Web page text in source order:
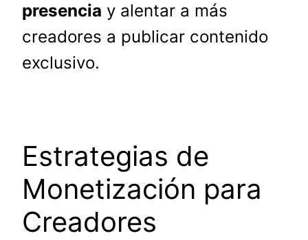
presencia y alentar a más
creadores a publicar contenido
exclusivo.
Estrategias de
Monetización para
Creadores